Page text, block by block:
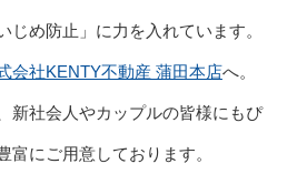
じめ防止」に力を入れています。
会社KENTY不動産 蒲田本店へ。
新社会人やカップルの皆様にもぴ
富にご用意しております。